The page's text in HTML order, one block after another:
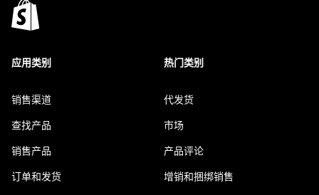
应用类别
销售渠道
查找产品
销售产品
订单和发货
热门类别
代发货
市场
产品评论
增销和捆绑销售